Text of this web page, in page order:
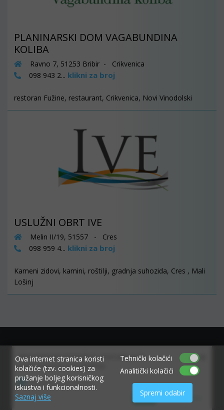
Allow www.ekvarner.info to send web push
notifications to your desktop.
Powered by SendPulse
Don't allow
Allow
×
PLANINARSKI DOM VAGABUNDINA
KOLIBA
Ravno 7, 51253 Bribir - Crikvenica
098 943 2... klikni za broj
restoran Fužine, restaurant, Crikvenica, Novi Vinodolski
USLUŽNI OBRT IVE
Melin II/19, 51557 - Cres
098 959 4... klikni za broj
Kameni zidovi, kamini, roštilji, gradnja suhozida, Cres , Mali
Lošinj
Ova internet stranica koristi
kolačiće (tzv. cookies) za
pružanje boljeg korisničkog
iskustva i funkcionalnosti.
Saznaj više
Tehnički kolačići
Analitički kolačići
Spremi odabir